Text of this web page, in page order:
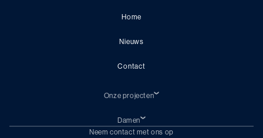
Home
Nieuws
Contact
Onze projecten
Aanbouw en update
Mogelijke projecten
Damen
Damen Corporate website
Neem contact met ons op